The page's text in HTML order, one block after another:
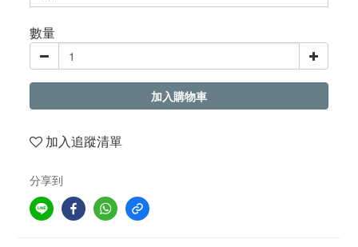
數量
加入購物車
加入追蹤清單
分享到